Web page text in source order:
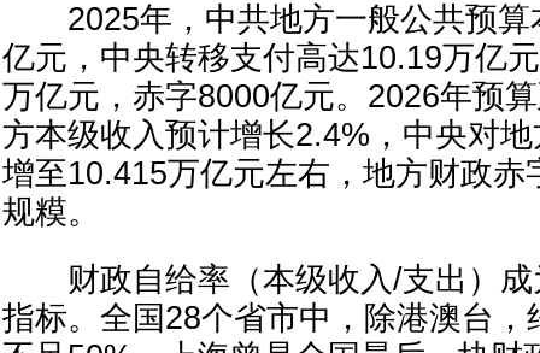
2025年，中共地方一般公共预算
亿元，中央转移支付高达10.19万亿
万亿元，赤字8000亿元。2026年预
方本级收入预计增长2.4%，中央对
增至10.415万亿元左右，地方财政赤
规糢。
财政自给率（本级收入/支出）成
指标。全国28个省市中，除港澳台，